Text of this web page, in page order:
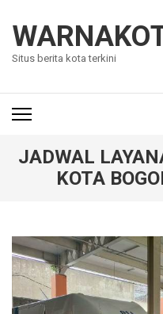
konten
(Tekan
Situs berita kota terkini
JADWAL
KOTA